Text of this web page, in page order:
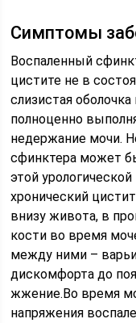
Симптомы
Воспаленный
цистите не в
слизистая
полноценно
недержание мочи.
сфинктера может
этой урологической
хронический
внизу живота, в
кости во время
между ними –
дискомфорта до
жжение.Во время
напряжения